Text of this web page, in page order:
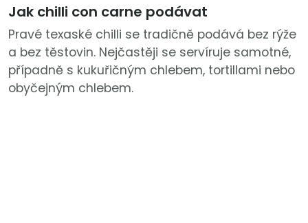
Jak chilli con carne podávat
Pravé texaské chilli se tradičně podává bez rýže
a bez těstovin. Nejčastěji se servíruje samotné,
případně s kukuřičným chlebem, tortillami nebo
obyčejným chlebem.